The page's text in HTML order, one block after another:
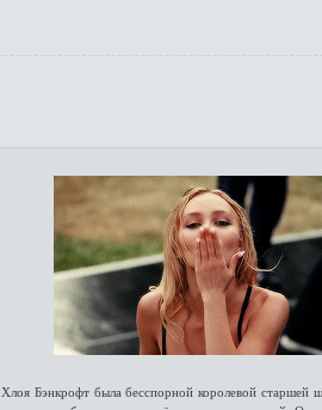
Хлоя Бэнкрофт была бесспорной королевой старшей